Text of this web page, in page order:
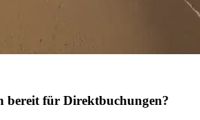
bereit für Direktbuchungen?